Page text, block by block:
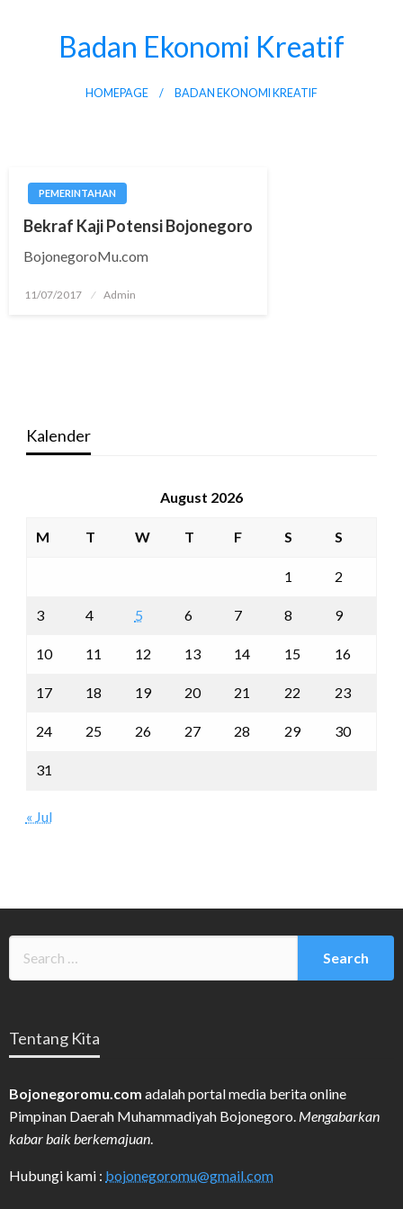
Badan Ekonomi Kreatif
HOMEPAGE BADAN EKONOMI KREATIF
PEMERINTAHAN
Bekraf Kaji Potensi Bojonegoro
BojonegoroMu.com
Posted
11/07/2017 Admin
Kalender
August 2026
M T W T F S S
1 2
3 4 5 6 7 8 9
10 11 12 13 14 15 16
17 18 19 20 21 22 23
24 25 26 27 28 29 30
31
« Jul
Tentang Kita
Bojonegoromu.com adalah portal media berita online
Pimpinan Daerah Muhammadiyah Bojonegoro. Mengabarkan
kabar baik berkemajuan
Hubungi kami : bojonegoromu@gmail.com